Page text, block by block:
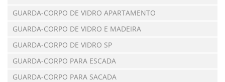
GUARDA-CORPO DE VIDRO APARTAMENTO
GUARDA-CORPO DE VIDRO E MADEIRA
GUARDA-CORPO DE VIDRO SP
GUARDA-CORPO PARA ESCADA
GUARDA-CORPO PARA SACADA